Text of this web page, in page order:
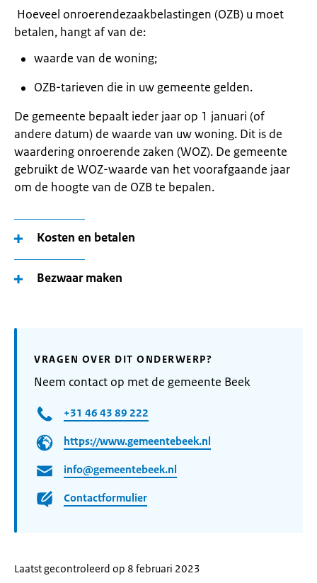
Hoeveel onroerendezaakbelastingen (OZB) u moet
betalen, hangt af van de:
waarde van de woning;
OZB-tarieven die in uw gemeente gelden.
De gemeente bepaalt ieder jaar op 1 januari (of
andere datum) de waarde van uw woning. Dit is de
waardering onroerende zaken (WOZ). De gemeente
gebruikt de WOZ-waarde van het voorafgaande jaar
om de hoogte van de OZB te bepalen.
Kosten en betalen
Bezwaar maken
VRAGEN OVER DIT ONDERWERP?
Neem contact op met de gemeente Beek
+31 46 43 89 222
https://www.gemeentebeek.nl
info@gemeentebeek.nl
Contactformulier
Laatst gecontroleerd op 8 februari 2023